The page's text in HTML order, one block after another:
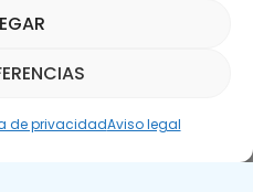
de privacidadAviso legal